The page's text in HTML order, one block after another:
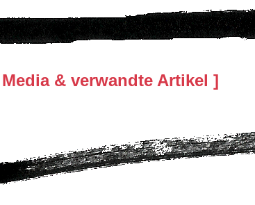
& verwandte Artikel ]